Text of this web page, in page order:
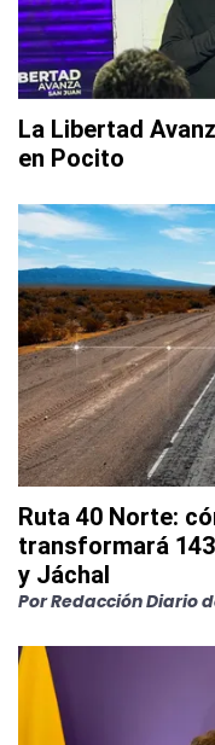
La Libertad
en Pocito
Ruta 40 Norte:
transformará
y Jáchal
PorRedacción Diario